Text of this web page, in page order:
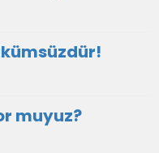
muyuz?